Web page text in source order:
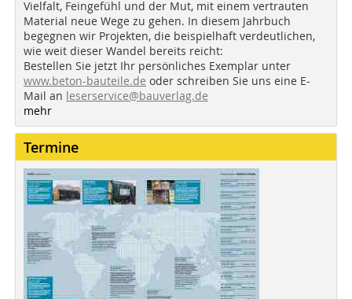
Vielfalt, Feingefühl und der Mut, mit einem vertrauten
Material neue Wege zu gehen. In diesem Jahrbuch
begegnen wir Projekten, die beispielhaft verdeutlichen,
wie weit dieser Wandel bereits reicht:
Bestellen Sie jetzt Ihr persönliches Exemplar unter
www.beton-bauteile.de oder schreiben Sie uns eine E-
Mail an leserservice@bauverlag.de
mehr
Termine